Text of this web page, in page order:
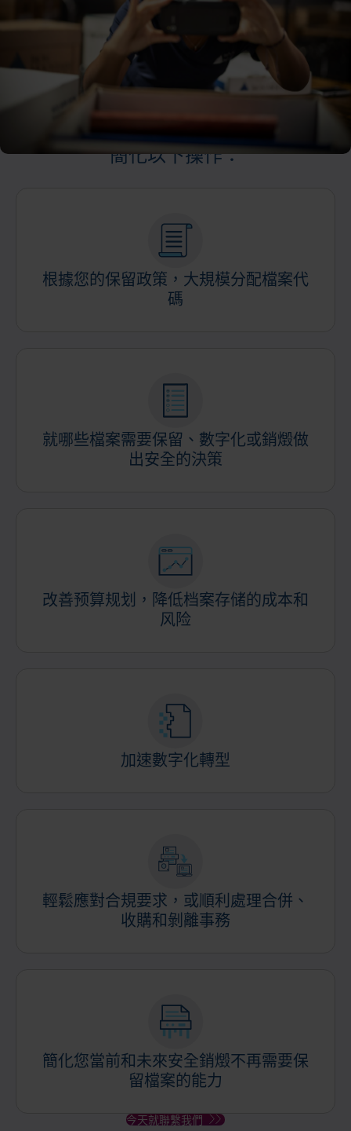
簡化以下操作：
根據您的保留政策，大規模分配檔案代
碼
就哪些檔案需要保留、數字化或銷燬做
出安全的決策
改善预算规划，降低档案存储的成本和
风险
加速數字化轉型
輕鬆應對合規要求，或順利處理合併、
收購和剝離事務
簡化您當前和未來安全銷燬不再需要保
留檔案的能力
今天就聯繫我們